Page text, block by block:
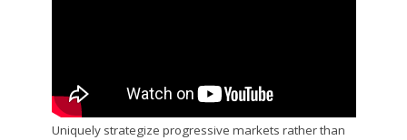
Uniquely strategize progressive markets rather than